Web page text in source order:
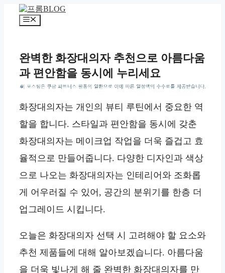
메
완벽한 화장대의자 추천으로 아름다움
과 편안함을 동시에 누리세요
*
화장대의자는 개인의 뷰티 루틴에서 중요한 역
할을 합니다. 스타일과 편안함을 동시에 갖춘
화장대의자는 메이크업 작업을 더욱 즐겁고 효
율적으로 만들어줍니다. 다양한 디자인과 색상
으로 나오는 화장대의자는 인테리어와 조화롭
게 어우러질 수 있어, 공간의 분위기를 한층 더
업그레이드 시킵니다.
오늘은 화장대의자 선택 시 고려해야 할 요소와
추천 제품들에 대해 알아보겠습니다. 아름다움
을 더욱 빛나게 해 줄 완벽한 화장대의자를 만